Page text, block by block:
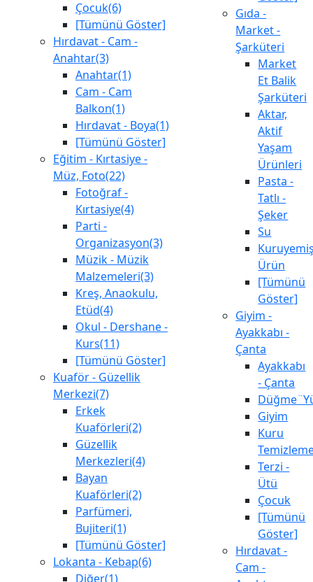
Çocuk(6)
[Tümünü Göster]
Hırdavat - Cam -
Anahtar(3)
Anahtar(1)
Cam - Cam
Balkon(1)
Hırdavat - Boya(1)
[Tümünü Göster]
Eğitim - Kırtasiye -
Müz, Foto(22)
Fotoğraf -
Kırtasiye(4)
Parti -
Organizasyon(3)
Müzik - Müzik
Malzemeleri(3)
Kreş, Anaokulu,
Etüd(4)
Okul - Dershane -
Kurs(11)
[Tümünü Göster]
Kuaför - Güzellik
Merkezi(7)
Erkek
Kuaförleri(2)
Güzellik
Merkezleri(4)
Bayan
Kuaförleri(2)
Parfümeri,
Bujiteri(1)
[Tümünü Göster]
Lokanta - Kebap(6)
Diğer(1)
Gıda -
Market -
Şarküteri
Market
Et Balik
Şarküteri
Aktar,
Aktif
Yaşam
Ürünleri
Pasta -
Tatlı -
Şeker
Su
Ürün
[Tümünü
Göster]
Giyim -
Ayakkabı -
Çanta
Ayakkabı
- Çanta
Giyim
Kuru
Terzi -
Ütü
Çocuk
[Tümünü
Göster]
Hırdavat -
Cam -